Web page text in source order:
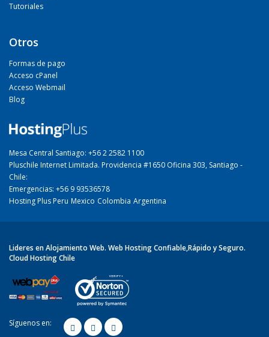
Tutoriales
Otros
Formas de pago
Acceso cPanel
Acceso Webmail
Blog
Mesa Central Santiago: +56 2 2582 1100
Pluschile Internet Limitada. Providencia #1650 Oficina 303, Santiago -
Chile:
Emergencias: +56 9 93536578
Hosting Plus Peru Mexico Colombia Argentina
Lideres en Alojamiento Web. Web Hosting Confiable,Rápido y Seguro.
Cloud Hosting Chile
Síguenos en: